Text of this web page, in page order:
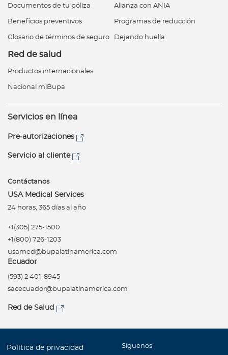
s
a
d
Para Clientes
Documentos de tu póliza
Beneficios preventivos
Glosario de términos de seguro
Alianza con ANIA
Programas de reducción
Dejando huella
Red de salud
Productos internacionales
Nacional miBupa
Servicios en línea
Pre-autorizaciones
Servicio al cliente
Contáctanos
USA Medical Services
24 horas, 365 días al año
+1(305) 275-1500
+1(800) 726-1203
usamed@bupalatinamerica.com
Ecuador
(593) 2 401-8945
sacecuador@bupalatinamerica.com
Red de Salud
Política de privacidad Síguenos